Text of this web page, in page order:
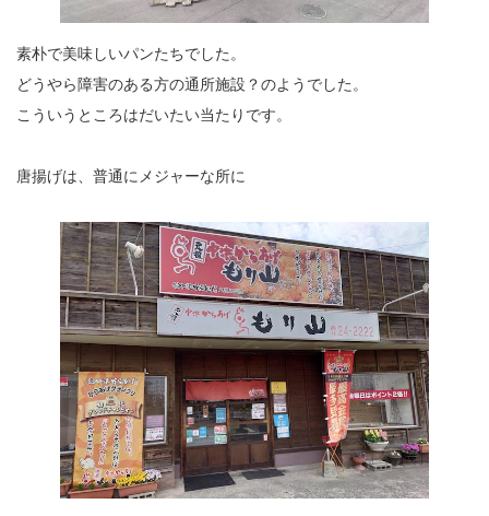
素朴で美味しいパンたちでした。
どうやら障害のある方の通所施設？のようでした。
こういうところはだいたい当たりです。
唐揚げは、普通にメジャーな所に